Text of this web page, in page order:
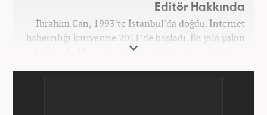
Editör Hakkında
İbrahim Can, 1993'te İstanbul'da doğdu. İnternet
haberciliği kariyerine 2011’de başladı. İki yıla yakın
küçük ölçekli sitelerde çalıştıktan sonra, 2012'nin